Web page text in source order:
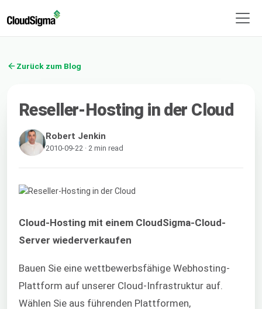
Zurück zum Blog
Reseller-Hosting in der Cloud
Robert Jenkin
2010-09-22 · 2 min read
Cloud-Hosting mit einem CloudSigma-Cloud-
Server wiederverkaufen
Bauen Sie eine wettbewerbsfähige Webhosting-
Plattform auf unserer Cloud-Infrastruktur auf.
Wählen Sie aus führenden Plattformen,